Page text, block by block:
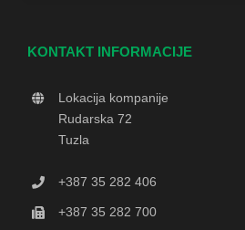
KONTAKT INFORMACIJE
Lokacija kompanije
Rudarska 72
Tuzla
+387 35 282 406
+387 35 282 700